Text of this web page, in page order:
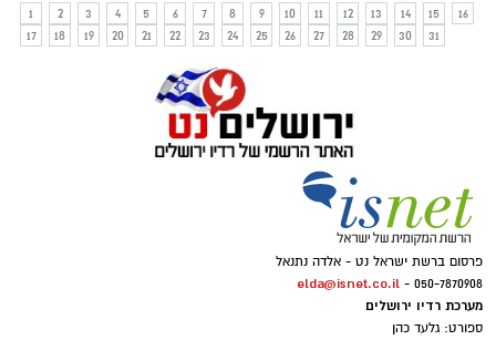
1
2 3 4 5 6 7 8 9 10 11 12 13 14 15
16
17
18 19 20 21 22 23 24 25 26 27 28 29 30 31
פרסום ברשת ישראל נט - אלדה נתנאל
050-7870908 -
elda@isnet.co.il
מערכת רדיו ירושלים
ספורט: גלעד כהן